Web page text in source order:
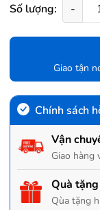
Số lượng: -
Giao tận
Chính sách
Vận
Giao hàng
Quà
Qùa tặng